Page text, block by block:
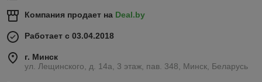
Компания продает на Deal.by
Работает с 03.04.2018
г. Минск
ул. Лещинского, д. 14а, 3 этаж, пав. 348, Минск, Беларусь